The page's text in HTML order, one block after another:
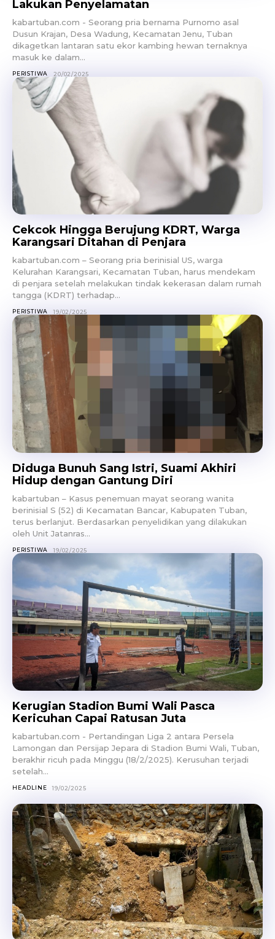
Lakukan Penyelamatan
kabartuban.com - Seorang pria bernama Purnomo asal
Dusun Krajan, Desa Wadung, Kecamatan Jenu, Tuban
dikagetkan lantaran satu ekor kambing hewan ternaknya
masuk ke dalam...
PERISTIWA 20/02/2025
Cekcok Hingga Berujung KDRT, Warga
Karangsari Ditahan di Penjara
kabartuban.com – Seorang pria berinisial US, warga
Kelurahan Karangsari, Kecamatan Tuban, harus mendekam
di penjara setelah melakukan tindak kekerasan dalam rumah
tangga (KDRT) terhadap...
PERISTIWA 19/02/2025
Diduga Bunuh Sang Istri, Suami Akhiri
Hidup dengan Gantung Diri
kabartuban – Kasus penemuan mayat seorang wanita
berinisial S (52) di Kecamatan Bancar, Kabupaten Tuban,
terus berlanjut. Berdasarkan penyelidikan yang dilakukan
oleh Unit Jatanras...
PERISTIWA 19/02/2025
Kerugian Stadion Bumi Wali Pasca
Kericuhan Capai Ratusan Juta
kabartuban.com - Pertandingan Liga 2 antara Persela
Lamongan dan Persijap Jepara di Stadion Bumi Wali, Tuban,
berakhir ricuh pada Minggu (18/2/2025). Kerusuhan terjadi
setelah...
HEADLINE 19/02/2025